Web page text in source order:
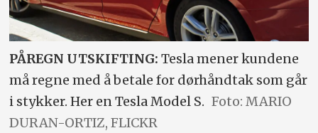
PÅREGN UTSKIFTING: Tesla mener kundene
må regne med å betale for dørhåndtak som går
i stykker. Her en Tesla Model S. Foto: MARIO
DURAN-ORTIZ, FLICKR